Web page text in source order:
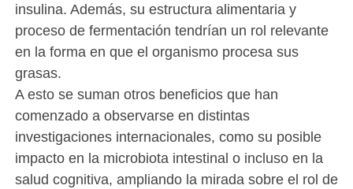
insulina. Además, su estructura alimentaria y
proceso de fermentación tendrían un rol relevante
en la forma en que el organismo procesa sus
grasas.
A esto se suman otros beneficios que han
comenzado a observarse en distintas
investigaciones internacionales, como su posible
impacto en la microbiota intestinal o incluso en la
salud cognitiva, ampliando la mirada sobre el rol de